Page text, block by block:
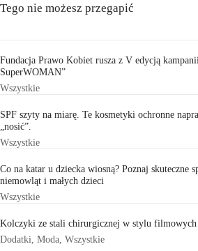
Tego nie możesz przegapić
Fundacja Prawo Kobiet rusza z V edycją
SuperWOMAN”
Wszystkie
SPF szyty na miarę. Te kosmetyki ochronne
„nosić”.
Wszystkie
Co na katar u dziecka wiosną? Poznaj skuteczne
niemowląt i małych dzieci
Wszystkie
Kolczyki ze stali chirurgicznej w stylu filmowych
Dodatki Moda Wszystkie